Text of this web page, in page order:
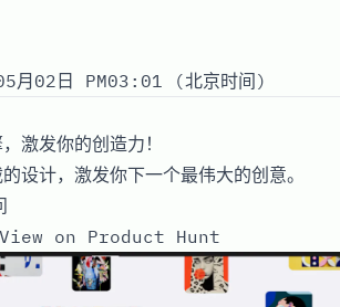
月02日 PM03:01 (北京时间)
激发你的创造力！
设计，激发你下一个最伟大的创意。
View on Product Hunt